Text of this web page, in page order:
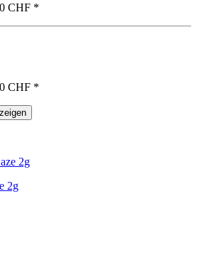
CHF *
CHF *
2g